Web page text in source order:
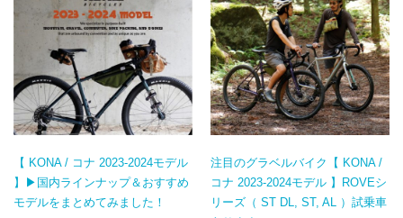
【 KONA / コナ 2023-2024モデル
】▶国内ラインナップ＆おすすめ
モデルをまとめてみました！
注目のグラベルバイク【 KONA /
コナ 2023-2024モデル 】ROVEシ
リーズ（ ST DL, ST, AL ）試乗車